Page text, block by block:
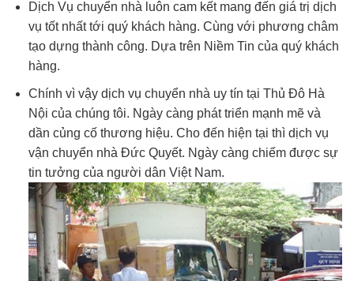
Dịch Vụ chuyển nhà luôn cam kết mang đến giá trị dịch
vụ tốt nhất tới quý khách hàng. Cùng với phương châm
tạo dựng thành công. Dựa trên Niềm Tin của quý khách
hàng.
Chính vì vậy dịch vụ chuyển nhà uy tín tại Thủ Đô Hà
Nội của chúng tôi. Ngày càng phát triển mạnh mẽ và
dần củng cố thương hiệu. Cho đến hiện tại thì dịch vụ
vận chuyển nhà Đức Quyết. Ngày càng chiếm được sự
tin tưởng của người dân Việt Nam.